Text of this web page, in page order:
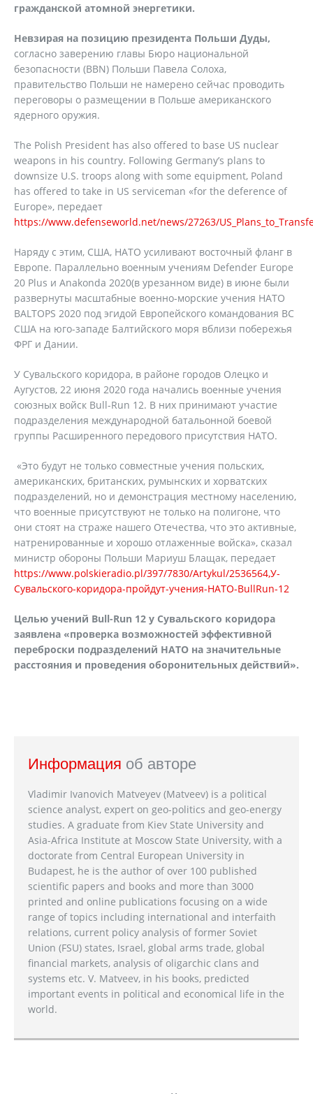
гражданской атомной энергетики.
Невзирая на позицию президента Польши Дуды,
согласно заверению главы Бюро национальной
безопасности (BBN) Польши Павела Солоха,
правительство Польши не намерено сейчас проводить
переговоры о размещении в Польше американского
ядерного оружия.
The Polish President has also offered to base US nuclear
weapons in his country. Following Germany’s plans to
downsize U.S. troops along with some equipment, Poland
has offered to take in US serviceman «for the deference of
Europe», передает
https://www.defenseworld.net/news/27263/
Наряду с этим, США, НАТО усиливают восточный фланг в
Европе. Параллельно военным учениям Defender Europe
20 Plus и Anakonda 2020(в урезанном виде) в июне были
развернуты масштабные военно-морские учения НАТО
BALTOPS 2020 под эгидой Европейского командования ВС
США на юго-западе Балтийского моря вблизи побережья
ФРГ и Дании.
У Сувальского коридора, в районе городов Олецко и
Аугустов, 22 июня 2020 года начались военные учения
союзных войск Bull-Run 12. В них принимают участие
подразделения международной батальонной боевой
группы Расширенного передового присутствия НАТО.
«Это будут не только совместные учения польских,
американских, британских, румынских и хорватских
подразделений, но и демонстрация местному населению,
что военные присутствуют не только на полигоне, что
они стоят на страже нашего Отечества, что это активные,
натренированные и хорошо отлаженные войска», сказал
министр обороны Польши Мариуш Блащак, передает
https://www.polskieradio.pl/397/7830/Artykul/2536564,У-
Сувальского-коридора-пройдут-учения-НАТО-BullRun-12
Целью учений Bull-Run 12 у Сувальского коридора
заявлена «проверка возможностей эффективной
переброски подразделений НАТО на значительные
расстояния и проведения оборонительных действий».
Информация об авторе
Vladimir Ivanovich Matveyev (Matveev) is a political
science analyst, expert on geo-politics and geo-energy
studies. A graduate from Kiev State University and
Asia-Africa Institute at Moscow State University, with a
doctorate from Central European University in
Budapest, he is the author of over 100 published
scientific papers and books and more than 3000
printed and online publications focusing on a wide
range of topics including international and interfaith
relations, current policy analysis of former Soviet
Union (FSU) states, Israel, global arms trade, global
financial markets, analysis of oligarchic clans and
systems etc. V. Matveev, in his books, predicted
important events in political and economical life in the
world.